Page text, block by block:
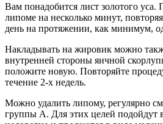
Вам понадобится лист золотого уса.
липоме на несколько минут,
день на протяжении, как минимум,
Накладывать на жировик можно
внутренней стороны яичной
положите новую. Повторяйте
течение 2-х недель.
Можно удалить липому, регулярно
группы А. Для этих целей